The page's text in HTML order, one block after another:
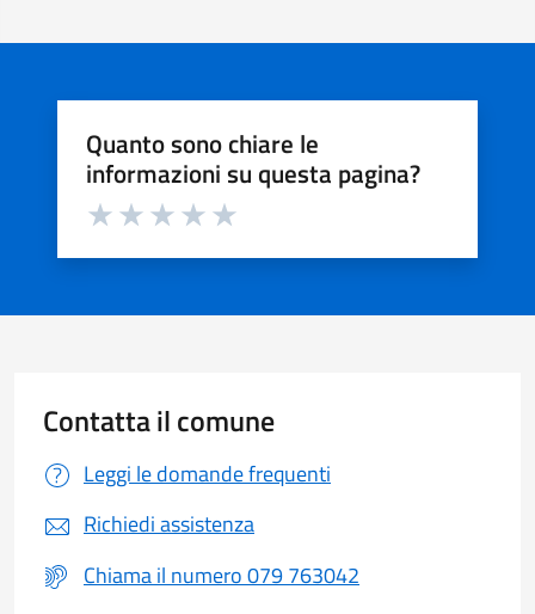
Quanto sono chiare le
informazioni su questa pagina?
Valuta da 1 a 5 stelle la pagina
Contatta il comune
Leggi le domande frequenti
Richiedi assistenza
Chiama il numero 079 763042